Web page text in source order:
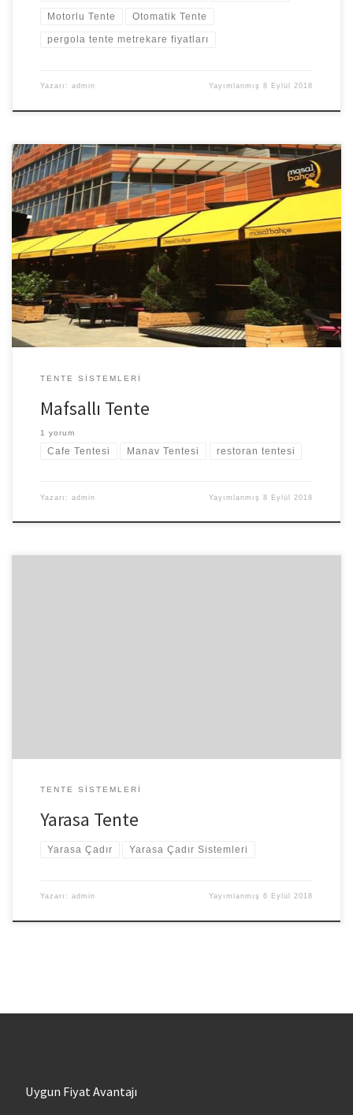
Motorlu Tente Otomatik Tente
pergola tente metrekare fiyatları
Yazarı: admin Yayımlanmış8 Eylül 2018
Mafsallı tente gerek kış aylarında oluşabilecek olumsuz hava
koşullarından korunmak gerekse yazın güneşten kaçınmak için
yaptırılan kurulumu ve kullanıma kolay bir tente modelidir. Merve
Branda Mafsallı Tente Sistemi Özel Üretilen Kollar Sayesinde ileri
Doğru Açılır ve Geriye Doğru Toplanır estetik görünümü sayesinde
uygulandığı alanda görsel bir güzellik kattığı gibi Güneş ve […]
TENTE SISTEMLERI
Mafsallı Tente
1 yorum
Cafe Tentesi Manav Tentesi restoran tentesi
Yazarı: admin Yayımlanmış8 Eylül 2018
TENTE SISTEMLERI
Yarasa Tente
Yarasa Çadır Yarasa Çadır Sistemleri
Yazarı: admin Yayımlanmış6 Eylül 2018
Uygun Fiyat Avantajı